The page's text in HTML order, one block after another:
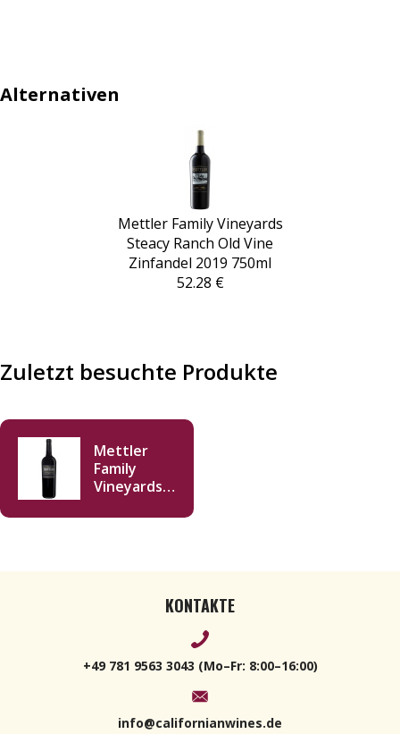
Alternativen
Mettler Family Vineyards
Steacy Ranch Old Vine
Zinfandel 2019 750ml
52.28 €
Zuletzt besuchte Produkte
Mettler
Family
Vineyards
Zinfandel
KONTAKTE
+49 781 9563 3043 (Mo–Fr: 8:00–16:00)
info@californianwines.de